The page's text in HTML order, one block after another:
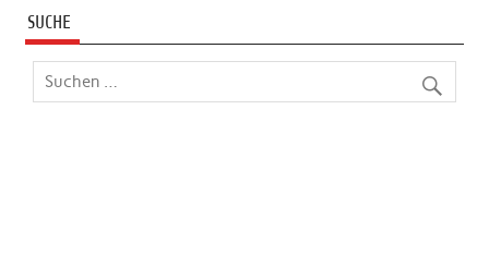
SUCHE